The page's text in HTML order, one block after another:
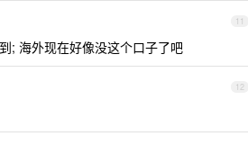
11
; 海外现在好像没这个口子了吧
12